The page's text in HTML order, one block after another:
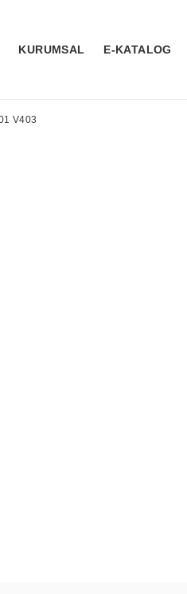
KURUMSAL E-KATALOG